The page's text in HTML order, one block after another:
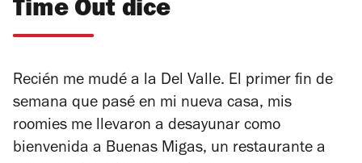
Time Out dice
Recién me mudé a la Del Valle. El primer fin de
semana que pasé en mi nueva casa, mis
roomies me llevaron a desayunar como
bienvenida a Buenas Migas, un restaurante a